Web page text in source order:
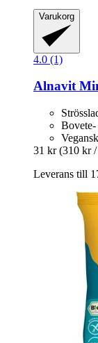
Varukorg
4.0 (1)
Alnavit
31 kr (310 kr
Leverans till